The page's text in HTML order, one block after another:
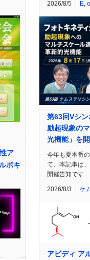
ア
ボキ
2026/8/5 E,
第63回Vシン
励起現象の
光機能」を
今年も夏本番
て、本記事は
開催告知です…
2026/8/3 ケ
アビディ ア